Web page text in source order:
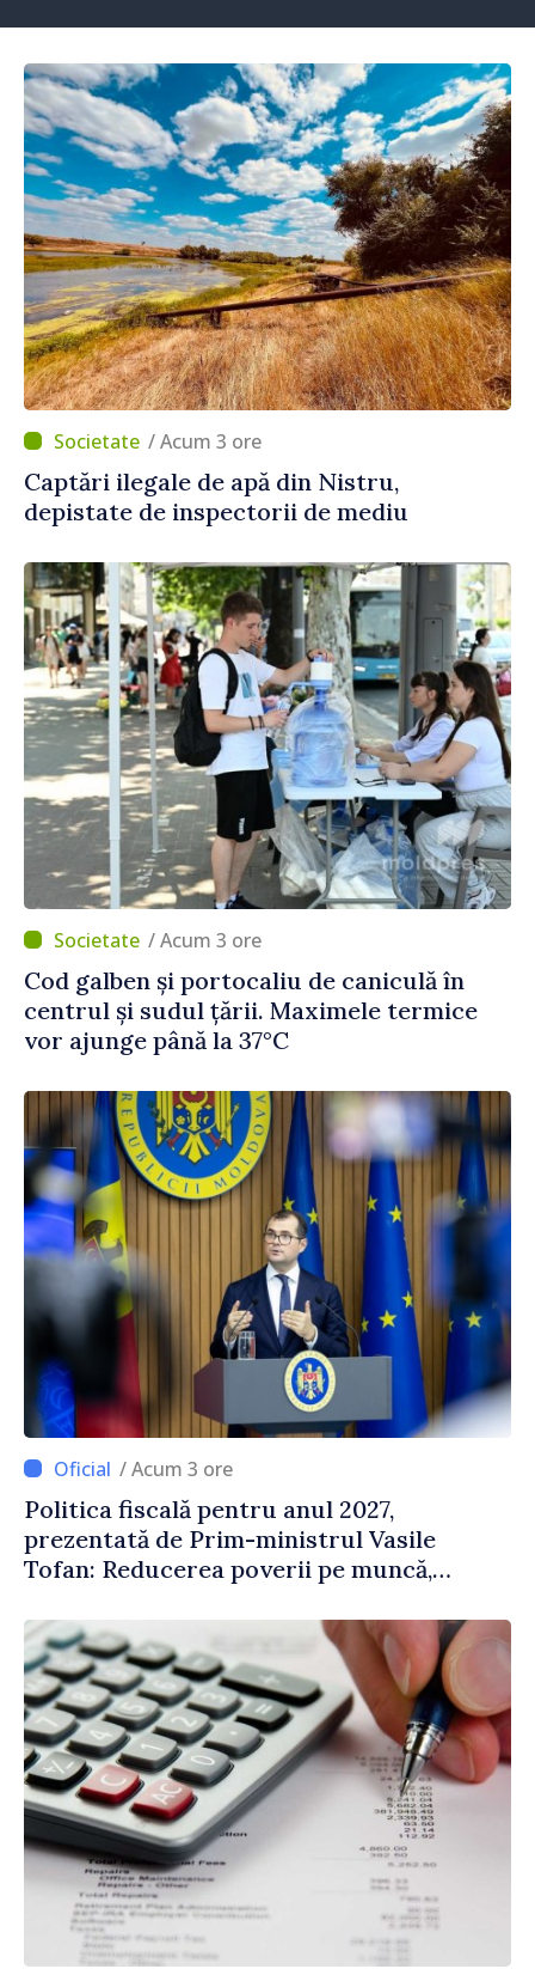
/ Acum 3 ore
Captări ilegale de apă din Nistru,
depistate de inspectorii de mediu
/ Acum 3 ore
Cod galben și portocaliu de caniculă în
centrul și sudul țării. Maximele termice
vor ajunge până la 37°C
/ Acum 3 ore
Politica fiscală pentru anul 2027,
prezentată de Prim-ministrul Vasile
Tofan: Reducerea poverii pe muncă,
echitabilă